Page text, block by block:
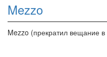
Mezzo
Mezzo (прекратил вещание